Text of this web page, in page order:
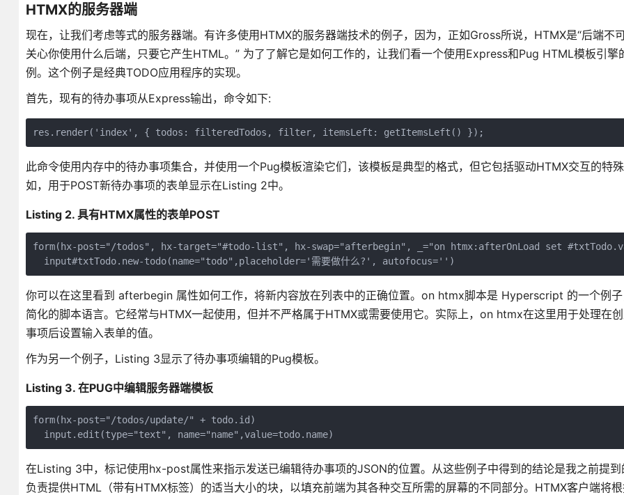
HTMX的服务器端
现在，让我们考虑等式的服务器端。有许多使用HTMX的服务器端技术的例子，因为，正如Gross所说，HTMX是“后端不
关心你使用什么后端，只要它产生HTML。” 为了了解它是如何工作的，让我们看一个使用Express和Pug HTML模板引擎
例。这个例子是经典TODO应用程序的实现。
首先，现有的待办事项从Express输出，命令如下:
res.render('index', { todos: filteredTodos, filter, itemsLeft: getItemsLeft() });
此命令使用内存中的待办事项集合，并使用一个Pug模板渲染它们，该模板是典型的格式，但它包括驱动HTMX交互的特
如，用于POST新待办事项的表单显示在Listing 2中。
Listing 2. 具有HTMX属性的表单POST
form(hx-post="/todos", hx-target="#todo-list", hx-swap="afterbegin", _="on htmx:afterOnLoad set
input#txtTodo.new-todo(name="todo",placeholder='需要做什么?', autofocus='')
你可以在这里看到 afterbegin 属性如何工作，将新内容放在列表中的正确位置。on htmx脚本是 Hyperscript 的一个例
简化的脚本语言。它经常与HTMX一起使用，但并不严格属于HTMX或需要使用它。实际上，on htmx在这里用于处理在
事项后设置输入表单的值。
作为另一个例子，Listing 3显示了待办事项编辑的Pug模板。
Listing 3. 在PUG中编辑服务器端模板
form(hx-post="/todos/update/" + todo.id)
input.edit(type="text", name="name",value=todo.name)
在Listing 3中，标记使用hx-post属性来指示发送已编辑待办事项的JSON的位置。从这些例子中得到的结论是我之前提到
负责提供HTML（带有HTMX标签）的适当大小的块，以填充前端为其各种交互所需的屏幕的不同部分。HTMX客户端将